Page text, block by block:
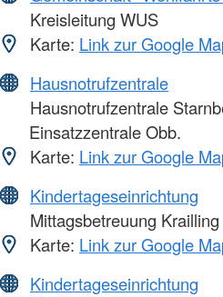
Kreisleitung WUS
Karte: Link zur Google
Hausnotrufzentrale
Hausnotrufzentrale
Einsatzzentrale Obb.
Karte: Link zur Google
Kindertageseinrichtung
Mittagsbetreuung Krailling
Karte: Link zur Google
Kindertageseinrichtung